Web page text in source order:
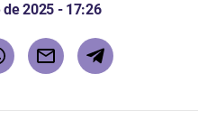
2025 - 17:26